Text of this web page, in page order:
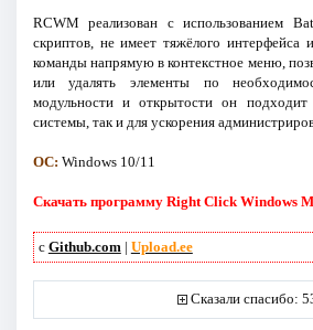
RCWM реализован с использованием
скриптов, не имеет тяжёлого интерфейса
команды напрямую в контекстное меню,
или удалять элементы по
модульности и открытости он подходит
системы, так и для ускорения
ОС: Windows 10/11
Скачать программу Right Click Windows
с Github.com | Upload.ee
Сказали спасибо: